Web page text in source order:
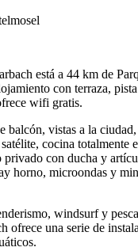
está a 44 km de
con terraza,
wifi gratis.
balcón, vistas a la
cocina totalmente
con ducha y
horno, microondas y
windsurf y
ofrece una serie de